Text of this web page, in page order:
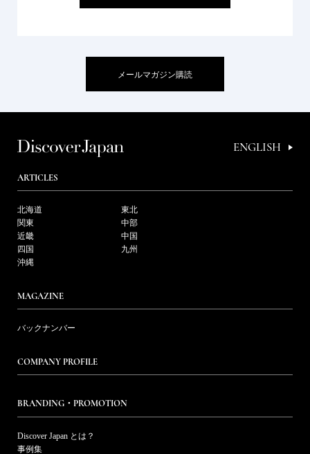
メールマガジン購読
ENGLISH
ARTICLES
北海道
東北
関東
中部
近畿
中国
四国
九州
沖縄
MAGAZINE
バックナンバー
COMPANY PROFILE
BRANDING・PROMOTION
Discover Japan とは？
事例集